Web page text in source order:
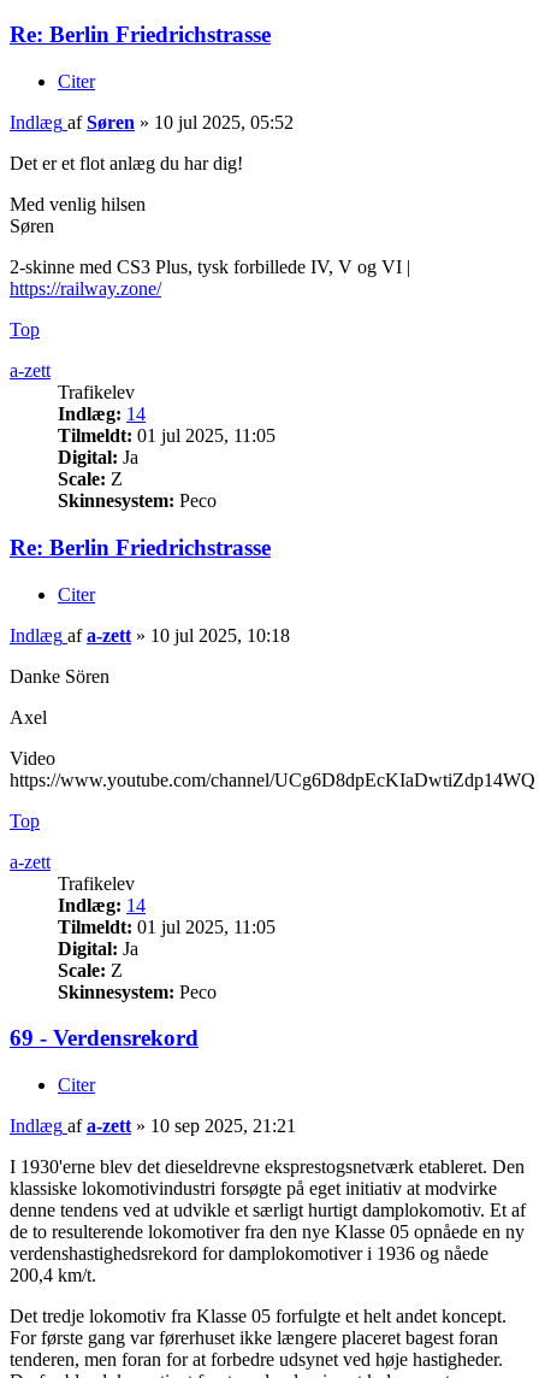
Re: Berlin Friedrichstrasse
Citer
Indlæg afSøren » 10 jul 2025, 05:52
Det er et flot anlæg du har dig!
Med venlig hilsen
Søren
2-skinne med CS3 Plus, tysk forbillede IV, V og VI |
https://railway.zone/
Top
a-zett
Trafikelev
Indlæg: 14
Tilmeldt: 01 jul 2025, 11:05
Digital: Ja
Scale: Z
Skinnesystem: Peco
Re: Berlin Friedrichstrasse
Citer
Indlæg afa-zett » 10 jul 2025, 10:18
Danke Sören
Axel
Video
https://www.youtube.com/channel/UCg6D8dpEcKIaDwtiZdp14WQ
Top
a-zett
Trafikelev
Indlæg: 14
Tilmeldt: 01 jul 2025, 11:05
Digital: Ja
Scale: Z
Skinnesystem: Peco
69 - Verdensrekord
Citer
Indlæg afa-zett » 10 sep 2025, 21:21
I 1930'erne blev det dieseldrevne eksprestogsnetværk etableret. Den
klassiske lokomotivindustri forsøgte på eget initiativ at modvirke
denne tendens ved at udvikle et særligt hurtigt damplokomotiv. Et af
de to resulterende lokomotiver fra den nye Klasse 05 opnåede en ny
verdenshastighedsrekord for damplokomotiver i 1936 og nåede
200,4 km/t.
Det tredje lokomotiv fra Klasse 05 forfulgte et helt andet koncept.
For første gang var førerhuset ikke længere placeret bagest foran
tenderen, men foran for at forbedre udsynet ved høje hastigheder.